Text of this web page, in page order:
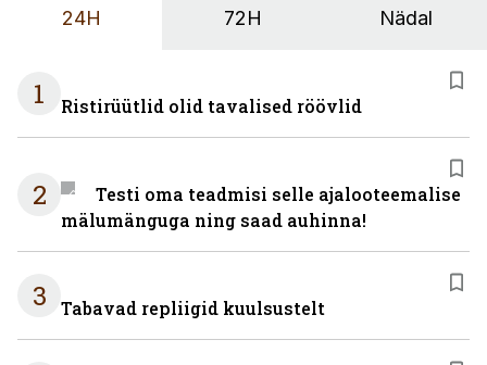
24H 72H Nädal
1 Ristirüütlid olid tavalised röövlid
2
Testi oma teadmisi selle ajalooteemalise
mälumänguga ning saad auhinna!
3 Tabavad repliigid kuulsustelt